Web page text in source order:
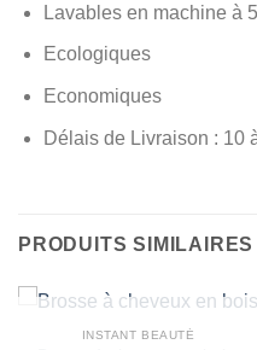
Lavables en machine à
Ecologiques
Economiques
Délais de Livraison : 10
PRODUITS SIMILAIRES
RUPTURE DE STOCK
INSTANT BEAUTÉ